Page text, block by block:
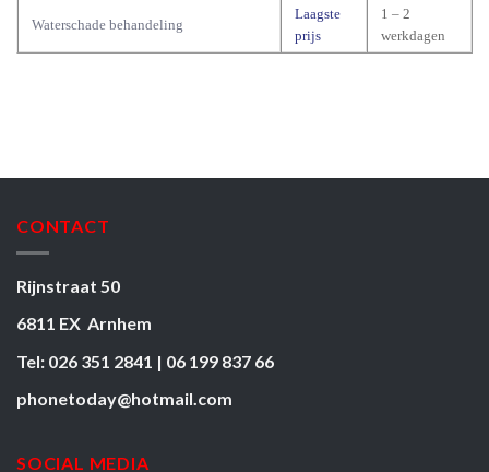
Waterschade behandeling
Laagste
prijs
1 – 2
werkdagen
CONTACT
Rijnstraat 50
6811 EX Arnhem
Tel: 026 351 2841 | 06 199 837 66
phonetoday@hotmail.com
SOCIAL MEDIA